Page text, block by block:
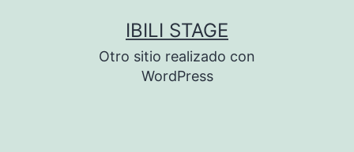
IBILI STAGE
Otro sitio realizado con
WordPress